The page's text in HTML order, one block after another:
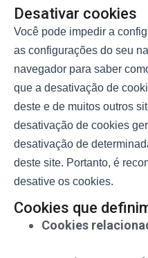
Desativar cookies
Você pode impedir a
as configurações do seu
navegador para saber
que a desativação de
deste e de muitos outros
desativação de cookies
desativação de
deste site. Portanto, é
desative os cookies.
Cookies que
Cookies